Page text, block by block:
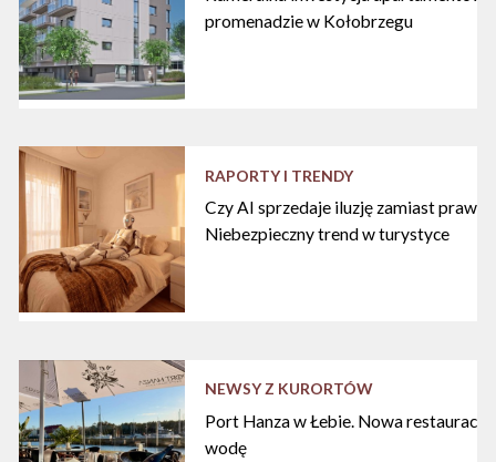
promenadzie w Kołobrzegu
RAPORTY I TRENDY
Czy AI sprzedaje iluzję zamiast
Niebezpieczny trend w turystyce
NEWSY Z KURORTÓW
Port Hanza w Łebie. Nowa restauracja
wodę